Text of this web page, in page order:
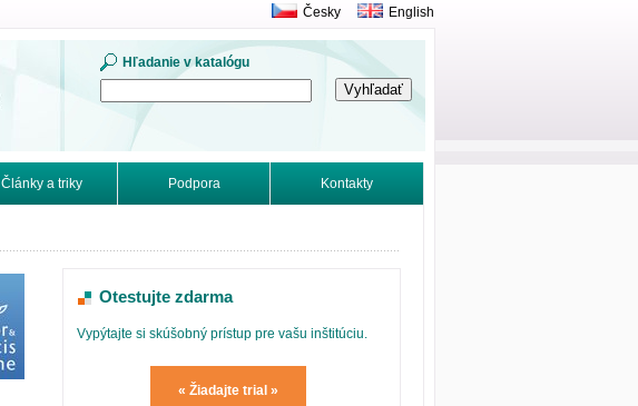
Hľadanie v katalógu
Česky English
Články a triky Podpora Kontakty
Otestujte zdarma
Vypýtajte si skúšobný prístup pre vašu inštitúciu.
« Žiadajte trial »